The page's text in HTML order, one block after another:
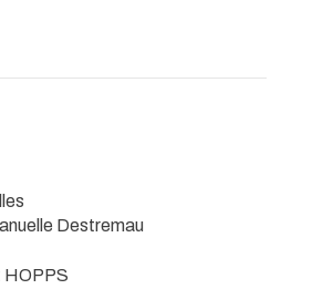
Destremau
HOPPS